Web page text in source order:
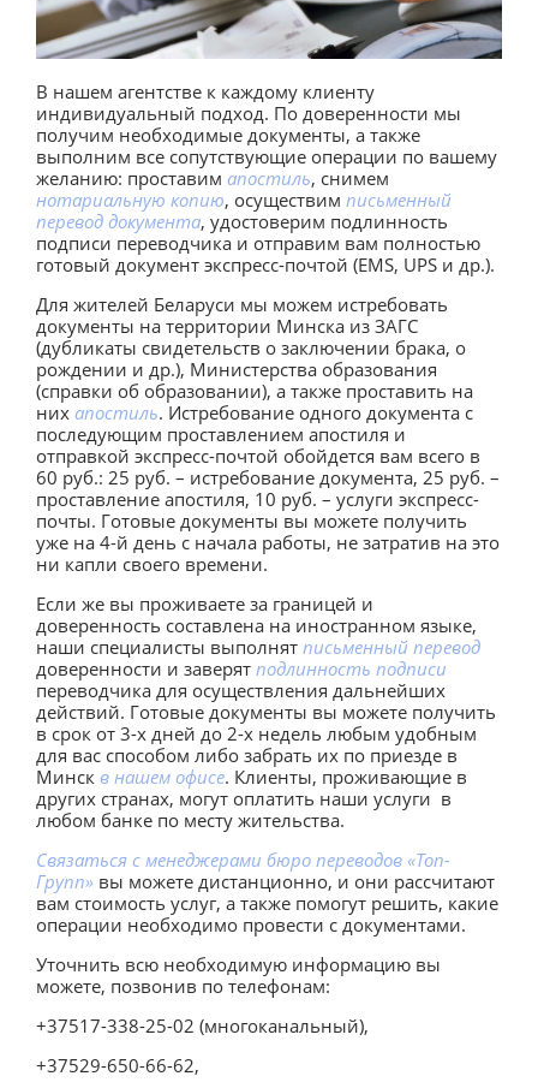
В нашем агентстве к каждому клиенту
индивидуальный подход. По доверенности мы
получим необходимые документы, а также
выполним все сопутствующие операции по вашему
желанию: проставим апостиль, снимем
нотариальную копию, осуществим письменный
перевод документа, удостоверим подлинность
подписи переводчика и отправим вам полностью
готовый документ экспресс-почтой (EMS, UPS и др.).
Для жителей Беларуси мы можем истребовать
документы на территории Минска из ЗАГС
(дубликаты свидетельств о заключении брака, о
рождении и др.), Министерства образования
(справки об образовании), а также проставить на
них апостиль. Истребование одного документа с
последующим проставлением апостиля и
отправкой экспресс-почтой обойдется вам всего в
60 руб.: 25 руб. – истребование документа, 25 руб. –
проставление апостиля, 10 руб. – услуги экспресс-
почты. Готовые документы вы можете получить
уже на 4-й день с начала работы, не затратив на это
ни капли своего времени.
Если же вы проживаете за границей и
доверенность составлена на иностранном языке,
наши специалисты выполнят письменный перевод
доверенности и заверят подлинность подписи
переводчика для осуществления дальнейших
действий. Готовые документы вы можете получить
в срок от 3-х дней до 2-х недель любым удобным
для вас способом либо забрать их по приезде в
Минск в нашем офисе. Клиенты, проживающие в
других странах, могут оплатить наши услуги в
любом банке по месту жительства.
Связаться с менеджерами бюро переводов «Топ-
Групп» вы можете дистанционно, и они рассчитают
вам стоимость услуг, а также помогут решить, какие
операции необходимо провести с документами.
Уточнить всю необходимую информацию вы
можете, позвонив по телефонам:
+37517-338-25-02 (многоканальный),
+37529-650-66-62,